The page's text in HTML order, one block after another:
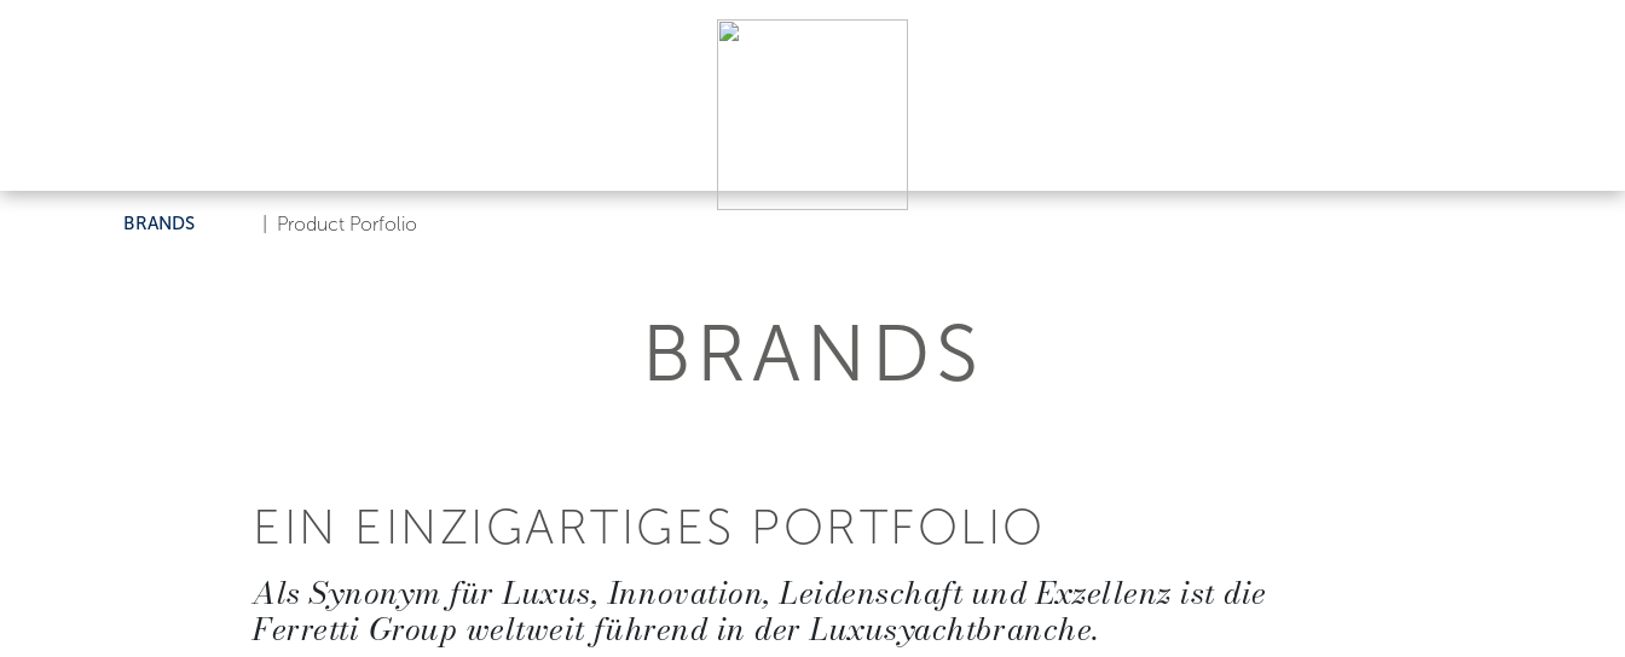
BRANDS Product Porfolio
BRANDS
EIN EINZIGARTIGES PORTFOLIO
Als Synonym für Luxus, Innovation, Leidenschaft und Exzellenz ist die
Ferretti Group weltweit führend in der Luxusyachtbranche.